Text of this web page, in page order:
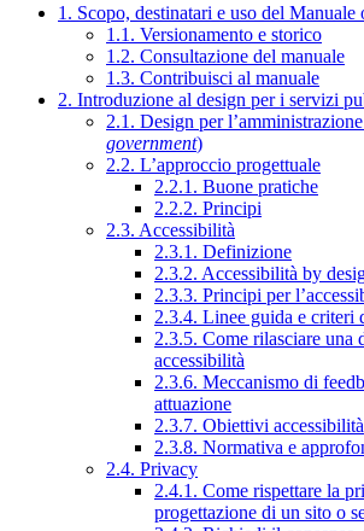
1. Scopo, destinatari e uso del Manuale
1.1. Versionamento e storico
1.2. Consultazione del manuale
1.3. Contribuisci al manuale
2. Introduzione al design per i servizi
2.1. Design per
government)
2.2. L’approccio progettuale
2.2.1. Buone pratiche
2.2.2. Principi
2.3. Accessibilità
2.3.1. Definizione
2.3.2. Accessibilità by
2.3.3. Principi per
2.3.4. Linee guida e criteri
2.3.5. Come rilasciare una
accessibilità
2.3.6. Meccanismo di
attuazione
2.3.7. Obiettivi accessibilità
2.3.8. Normativa e
2.4. Privacy
2.4.1. Come rispettare la
progettazione di un sito o